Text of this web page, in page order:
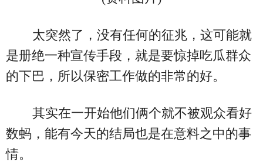
太突然了，没有任何的征兆，这可能就
是册绝一种宣传手段，就是要惊掉吃瓜群众
的下巴，所以保密工作做的非常的好。
其实在一开始他们俩个就不被观众看好
数蚂，能有今天的结局也是在意料之中的事
情。